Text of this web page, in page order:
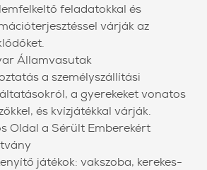
feladatokkal és
várják az
Államvasutak
a személyszállítási
a gyerekeket vonatos
és kvízjátékkal várják.
Oldal a Sérült Emberekért
játékok: vakszoba, kerekes-